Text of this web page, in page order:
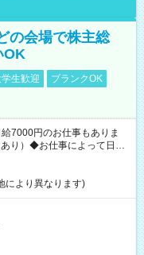
の会場で株主総
OK
学生歓迎
ブランクOK
7000円のお仕事もありま
り）◆お仕事によって日給
により異なります)